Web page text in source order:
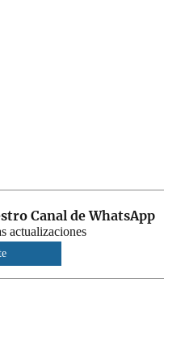
Canal de WhatsApp
actualizaciones